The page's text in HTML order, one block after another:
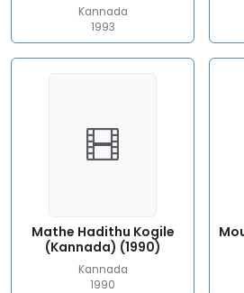
Kannada
1993
Mathe Hadithu Kogile
(Kannada) (1990)
Kannada
1990